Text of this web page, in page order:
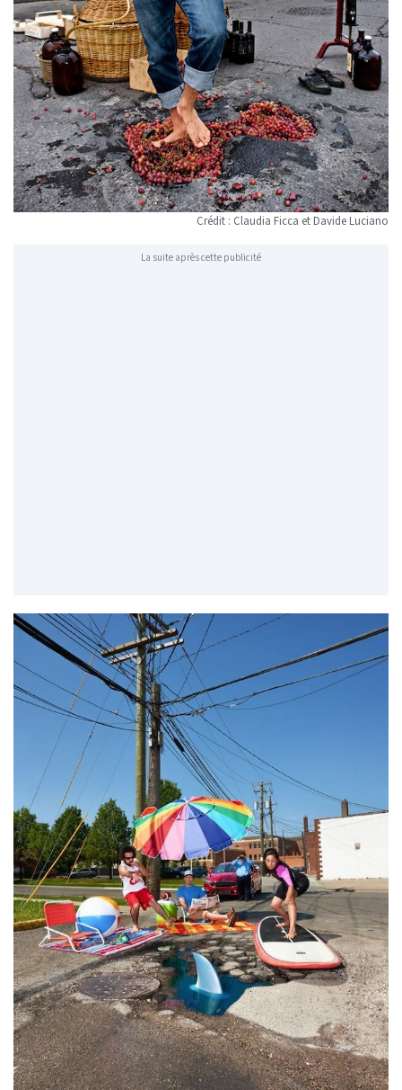
Crédit : Claudia Ficca et Davide Luciano
La suite après cette publicité